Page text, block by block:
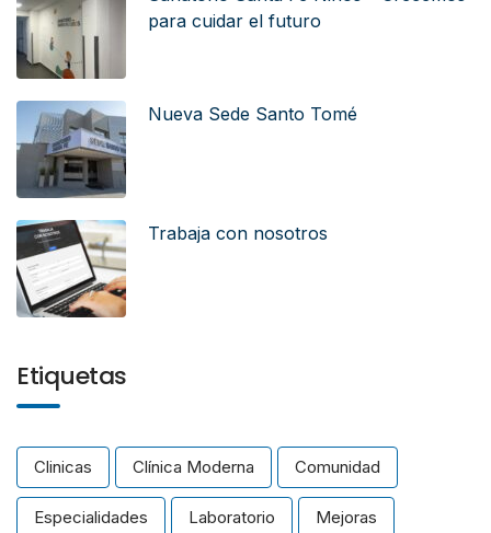
para cuidar el futuro
Nueva Sede Santo Tomé
Trabaja con nosotros
Etiquetas
Clinicas Clínica Moderna Comunidad
Especialidades Laboratorio Mejoras